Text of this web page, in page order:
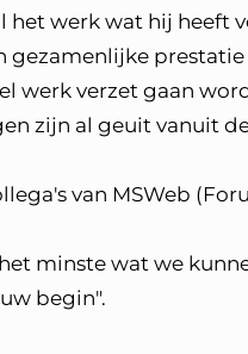
werk wat hij heeft
prestatie
werk verzet gaan
zijn al geuit vanuit
van MSWeb
minste wat we
begin".